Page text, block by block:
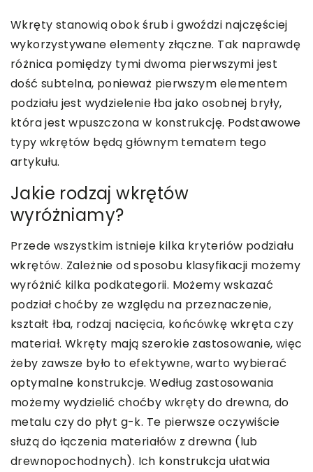
Wkręty stanowią obok śrub i gwoździ najczęściej
wykorzystywane elementy złączne. Tak naprawdę
różnica pomiędzy tymi dwoma pierwszymi jest
dość subtelna, ponieważ pierwszym elementem
podziału jest wydzielenie łba jako osobnej bryły,
która jest wpuszczona w konstrukcję. Podstawowe
typy wkrętów będą głównym tematem tego
artykułu.
Jakie rodzaj wkrętów
wyróżniamy?
Przede wszystkim istnieje kilka kryteriów podziału
wkrętów. Zależnie od sposobu klasyfikacji możemy
wyróżnić kilka podkategorii. Możemy wskazać
podział choćby ze względu na przeznaczenie,
kształt łba, rodzaj nacięcia, końcówkę wkręta czy
materiał. Wkręty mają szerokie zastosowanie, więc
żeby zawsze było to efektywne, warto wybierać
optymalne konstrukcje. Według zastosowania
możemy wydzielić choćby wkręty do drewna, do
metalu czy do płyt g-k. Te pierwsze oczywiście
służą do łączenia materiałów z drewna (lub
drewnopochodnych). Ich konstrukcja ułatwia